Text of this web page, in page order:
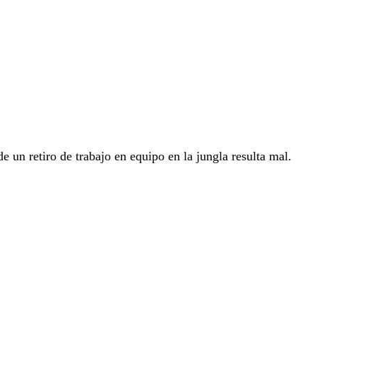
un retiro de trabajo en equipo en la jungla resulta mal.